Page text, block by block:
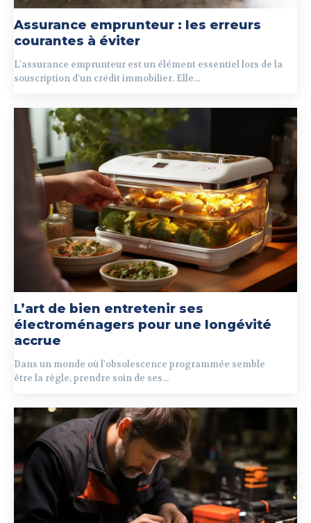
Assurance emprunteur : les erreurs
courantes à éviter
L'assurance emprunteur est un élément essentiel lors de la
souscription d'un crédit immobilier. Elle...
L’art de bien entretenir ses
électroménagers pour une longévité
accrue
Dans un monde où l'obsolescence programmée semble
être la règle, prendre soin de ses...